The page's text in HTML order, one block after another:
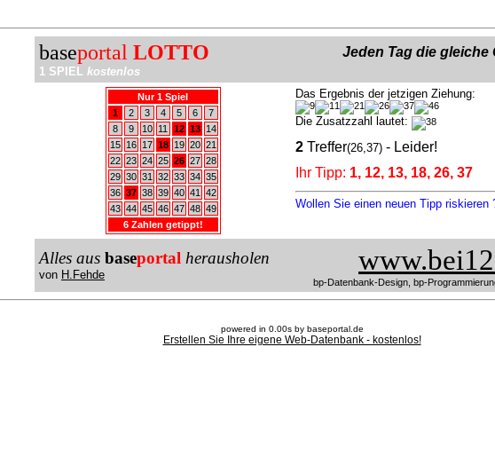
baseportal LOTTO
1 SPIEL kostenlos
Jeden Tag die gleiche
Nur 1 Spiel
1
2 3 4 5 6
7
8
9 10 11 12 13
14
15
16 17 18 19 20 21
22 23 24 25 26 27 28
29 30 31 32 33 34 35
36 37 38 39 40 41
42
43 44 45 46 47 48 49
6 Zahlen getippt!
Das Ergebnis der jetzigen Ziehung:
Die Zusatzzahl lautet:
2 Treffer(26,37) - Leider!
Ihr Tipp: 1, 12, 13, 18, 26, 37
Wollen Sie einen neuen Tipp riskieren
Alles aus baseportal herausholen
von H.Fehde
bp-Datenbank-Design, bp-
powered in 0.00s by baseportal.de
Erstellen Sie Ihre eigene Web-Datenbank - kostenlos!